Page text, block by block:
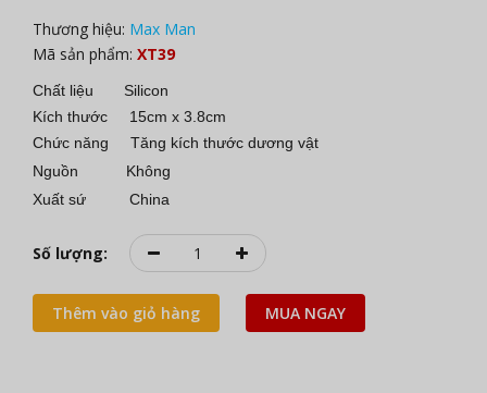
Thương hiệu: Max Man
Mã sản phẩm: XT39
Chất liệu Silicon
Kích thước 15cm x 3.8cm
Chức năng Tăng kích thước dương vật
Nguồn Không
Xuất sứ China
Số lượng:
Thêm vào giỏ hàng MUA NGAY